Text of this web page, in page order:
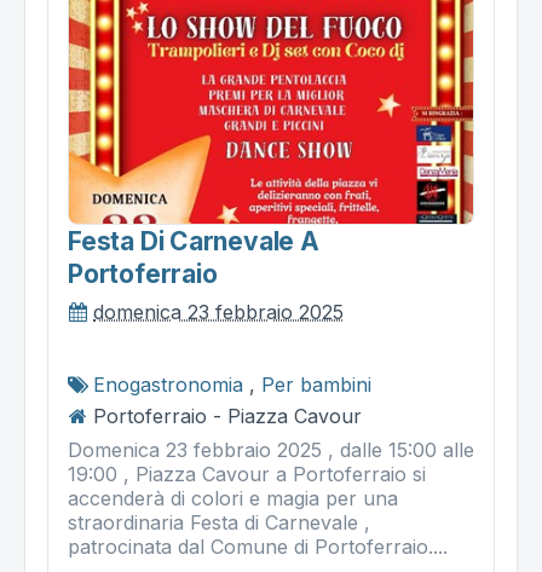
Festa Di Carnevale A
Portoferraio
domenica 23 febbraio 2025
Enogastronomia , Per bambini
Portoferraio - Piazza Cavour
Domenica 23 febbraio 2025 , dalle 15:00 alle
19:00 , Piazza Cavour a Portoferraio si
accenderà di colori e magia per una
straordinaria Festa di Carnevale ,
patrocinata dal Comune di Portoferraio....